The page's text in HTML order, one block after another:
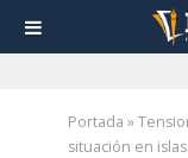
Portada »
situación en